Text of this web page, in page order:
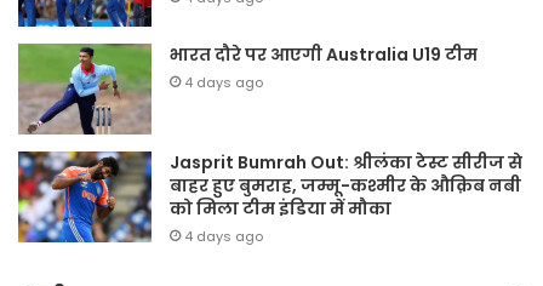
भारत दौरे पर आएगी Australia U19 टीम
4 days ago
Jasprit Bumrah Out: श्रीलंका टेस्ट सीरीज से
बाहर हुए बुमराह, जम्मू-कश्मीर के औक़िब नबी
को मिला टीम इंडिया में मौका
4 days ago